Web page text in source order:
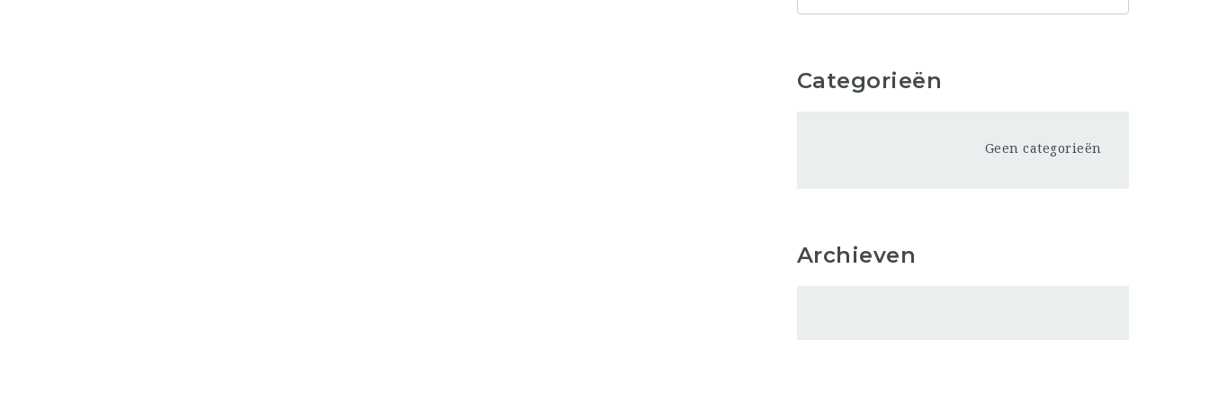
Categorieën
Geen categorieën
Archieven